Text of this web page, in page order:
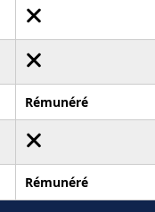
Rémunéré
Rémunéré